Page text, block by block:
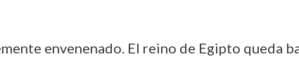
envenenado. El reino de Egipto queda